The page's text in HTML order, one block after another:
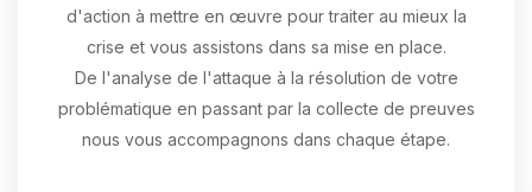
d'action à mettre en œuvre pour traiter au mieux la
crise et vous assistons dans sa mise en place.
De l'analyse de l'attaque à la résolution de votre
problématique en passant par la collecte de preuves
nous vous accompagnons dans chaque étape.